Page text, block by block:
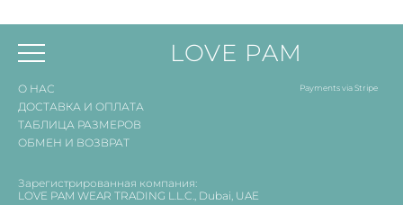
LOVE PAM
О НАС
ДОСТАВКА И ОПЛАТА
ТАБЛИЦА РАЗМЕРОВ
ОБМЕН И ВОЗВРАТ
Payments via Stripe
Зарегистрированная компания:
LOVE PAM WEAR TRADING L.L.C., Dubai, UAE